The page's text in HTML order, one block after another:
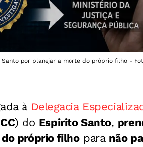
por planejar a morte do próprio filho -
à Delegacia
) do Espirito Santo,
próprio filhopara não